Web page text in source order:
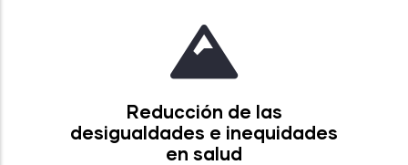
Reducción de las
desigualdades e inequidades
en salud